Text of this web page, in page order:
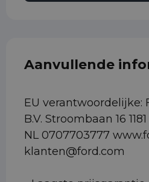
Aanvullende
EU verantwoordelijke:
B.V. Stroombaan 16
NL 0707703777
klanten@ford.com